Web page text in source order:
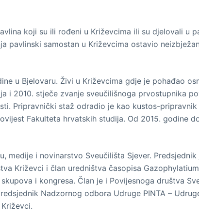
koji su ili rođeni u Križevcima ili su djelovali u
pavlinski samostan u Križevcima ostavio
u Bjelovaru. Živi u Križevcima gdje je pohađao
i 2010. stječe zvanje sveučilišnoga prvostupnika
Pripravnički staž odradio je kao kustos-pripravnik
Fakulteta hrvatskih studija. Od 2015. godine
medije i novinarstvo Sveučilišta Sjever.
Križevci i član uredništva časopisa
i kongresa. Član je i Povijesnoga društva
Nadzornog odbora Udruge PINTA –